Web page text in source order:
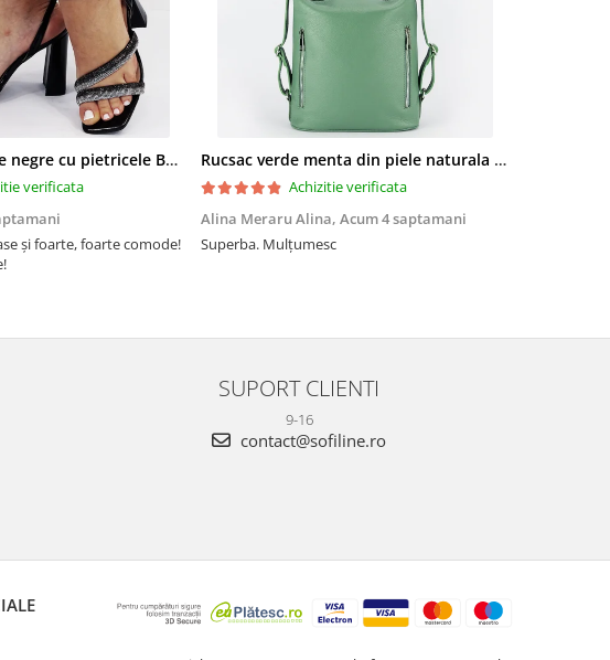
Sandale elegante negre cu pietricele BZF8778 M12
verificata
şi foarte, foarte comode!
Rucsac verde menta din piele naturala 2 in 1 Lucia 121
Achizitie verificata
Alina Meraru Alina, Acum 4 saptamani
Superba. Mulțumesc
SUPORT CLIENTI
9-16
contact@sofiline.ro